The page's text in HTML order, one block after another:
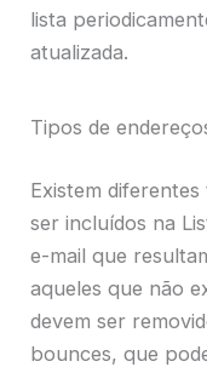
lista
atualizada.
Tipos de
Existem
ser incluídos na
e-mail que
aqueles que não
devem ser
bounces, que